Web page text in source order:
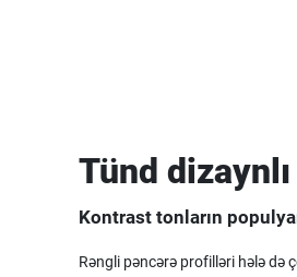
Tünd
Kontrast tonların
Rəngli pəncərə profilləri hələ də